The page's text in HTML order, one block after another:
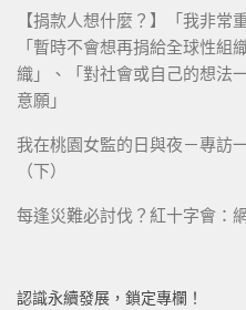
【捐款人想什麼？】「我非常
「暫時不會想再捐給全球性組
織」、「對社會或自己的想法
意願」
我在桃園女監的日與夜－專訪
（下）
每逢災難必討伐？紅十字會：
認識永續發展，鎖定專欄！